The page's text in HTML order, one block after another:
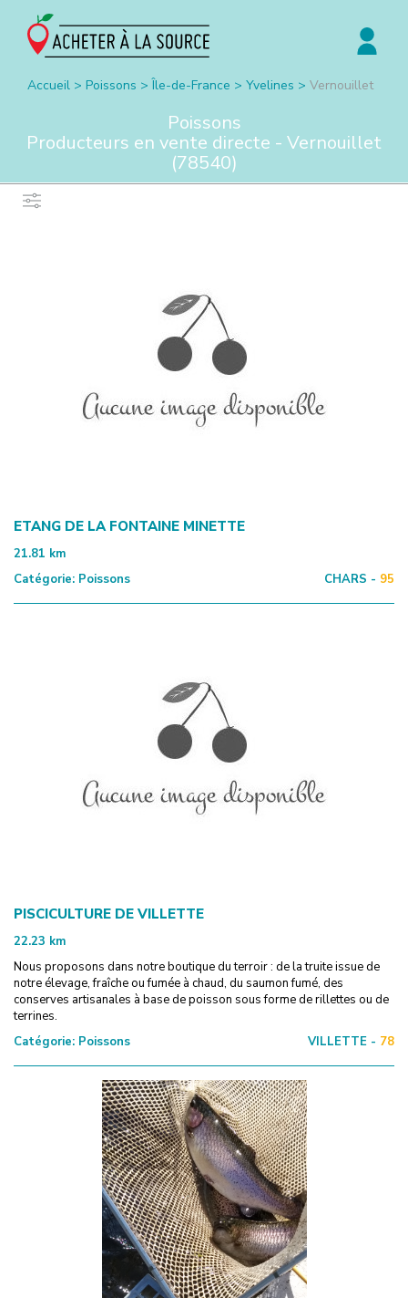
Accueil > Poissons >Île-de-France > Yvelines > Vernouillet
Poissons
Producteurs en vente directe - Vernouillet
(78540)
ETANG DE LA FONTAINE MINETTE
21.81 km
Catégorie: Poissons CHARS - 95
PISCICULTURE DE VILLETTE
22.23 km
Nous proposons dans notre boutique du terroir : de la truite issue de
notre élevage, fraîche ou fumée à chaud, du saumon fumé, des
conserves artisanales à base de poisson sous forme de rillettes ou de
terrines.
Catégorie: Poissons VILLETTE - 78